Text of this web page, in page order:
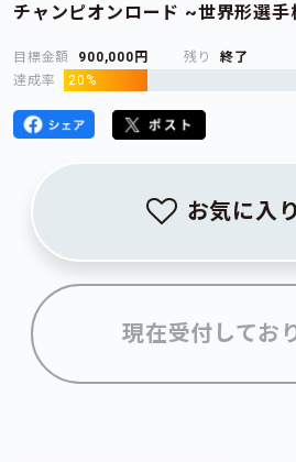
チャンピオンロード ~世界形選
目標金額 900,000円 残り
終了
達成率
20%
お気に入
現在受付してお